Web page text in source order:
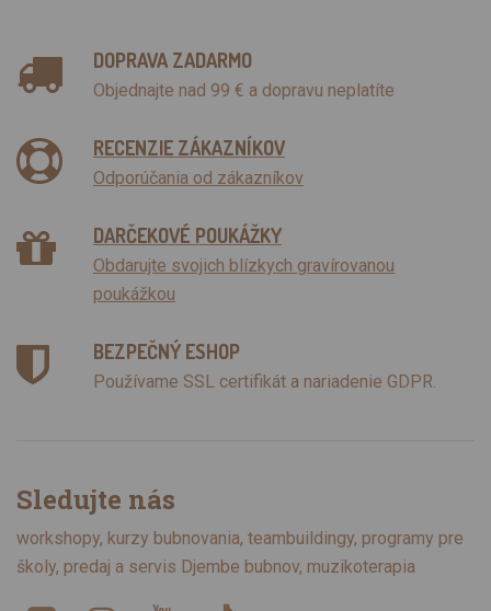
DOPRAVA ZADARMO
Objednajte nad 99 € a dopravu neplatíte
RECENZIE ZÁKAZNÍKOV
Odporúčania od zákazníkov
DARČEKOVÉ POUKÁŽKY
Obdarujte svojich blízkych gravírovanou
poukážkou
BEZPEČNÝ ESHOP
Používame SSL certifikát a nariadenie GDPR.
Sledujte nás
workshopy, kurzy bubnovania, teambuildingy, programy pre
školy, predaj a servis Djembe bubnov, muzikoterapia